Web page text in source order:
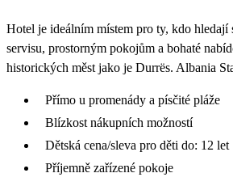
Hotel je ideálním místem pro ty, kdo hledají
servisu, prostorným pokojům a bohaté
historických měst jako je Durrës. Albania
Přímo u promenády a písčité pláže
Blízkost nákupních možností
Dětská cena/sleva pro děti do: 12 let
Příjemně zařízené pokoje